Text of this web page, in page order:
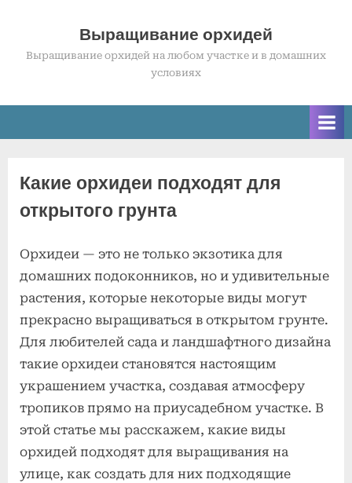
content
Выращивание орхидей
Выращивание орхидей на любом участке и в домашних
условиях
Какие орхидеи подходят для
открытого грунта
Posted
on
июля
2025
By
admin
Комментариев
записи
Какие
орхидеи
подходят
для
открытого
грунта
нет
Орхидеи — это не только экзотика для
домашних подоконников, но и удивительные
растения, которые некоторые виды могут
прекрасно выращиваться в открытом грунте.
Для любителей сада и ландшафтного дизайна
такие орхидеи становятся настоящим
украшением участка, создавая атмосферу
тропиков прямо на приусадебном участке. В
этой статье мы расскажем, какие виды
орхидей подходят для выращивания на
улице, как создать для них подходящие